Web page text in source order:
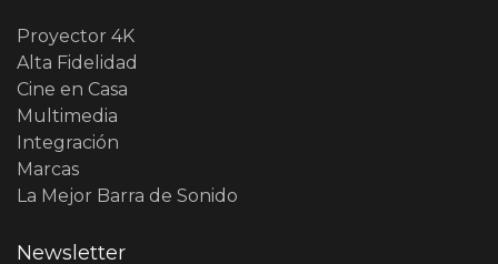
Proyector 4K
Alta Fidelidad
Cine en Casa
Multimedia
Integración
Marcas
La Mejor Barra de Sonido
Newsletter